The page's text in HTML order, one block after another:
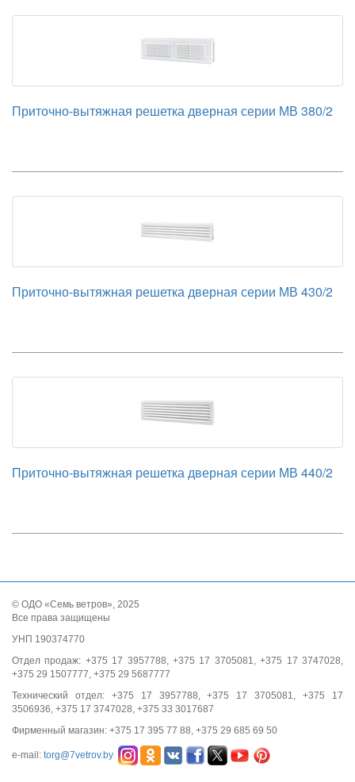
Приточно-вытяжная решетка дверная серии МВ 380/2
Приточно-вытяжная решетка дверная серии МВ 430/2
Приточно-вытяжная решетка дверная серии МВ 440/2
© ОДО «Семь ветров», 2025
Все права защищены
УНП 190374770
Отдел продаж: +375 17 3957788, +375 17 3705081, +375 17 3747028,
+375 29 1507777, +375 29 5687777
Технический отдел: +375 17 3957788, +375 17 3705081, +375 17
3506936, +375 17 3747028, +375 33 3017687
Фирменный магазин: +375 17 395 77 88, +375 29 685 69 50
e-mail: torg@7vetrov.by